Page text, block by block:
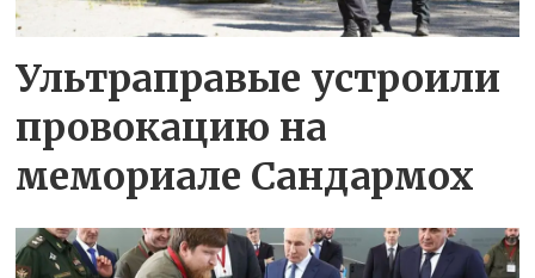
Ультраправые устроили
провокацию на
мемориале Сандармох